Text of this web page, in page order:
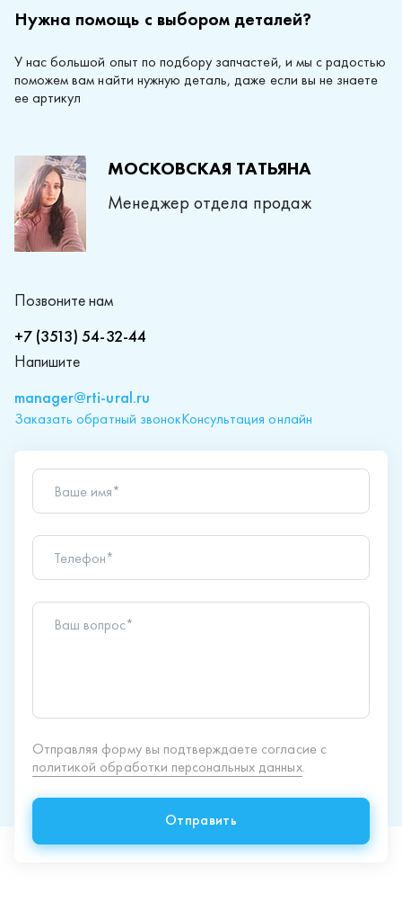
Нужна помощь с выбором деталей?
У нас большой опыт по подбору запчастей, и мы с радостью
поможем вам найти нужную деталь, даже если вы не знаете
ее артикул
МОСКОВСКАЯ ТАТЬЯНА
Менеджер отдела продаж
Позвоните нам
+7 (3513) 54-32-44
Напишите
manager@rti-ural.ru
Заказать обратный звонокКонсультация онлайн
Ваше имя*
Телефон*
Ваш вопрос*
Отправляя форму вы подтверждаете согласие с
политикой обработки персональных данных